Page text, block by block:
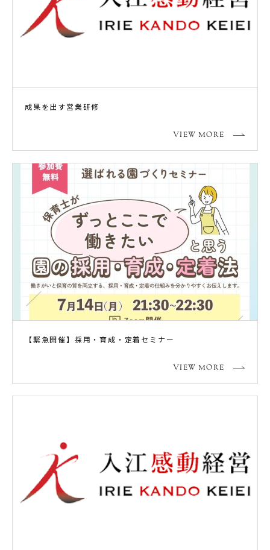
成果を出す営業研修
VIEW MORE
【緊急開催】採用・育成・定着セミナー
VIEW MORE